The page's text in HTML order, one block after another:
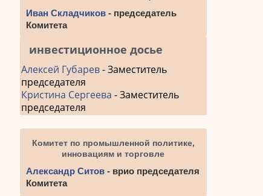
Иван Складчиков - председатель
Комитета
инвестиционное досье
Алексей Губарев- Заместитель
председателя
Кристина Сергеева - Заместитель
председателя
Комитет по промышленной политике,
инновациям и торговле
Александр Ситов - врио председателя
Комитета